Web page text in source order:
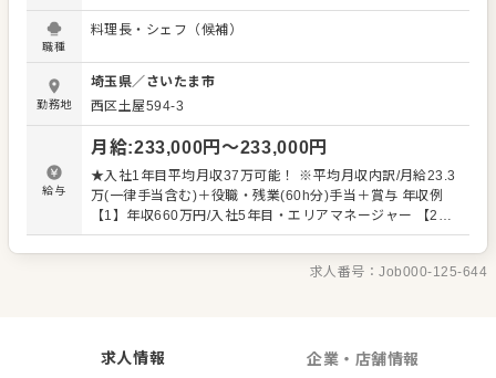
のいい、どこか懐かしい屋台の雰囲気を生かしたお店づく
りで着実に成長。現在は関東・中部・関西・山陽・九州と
ます。 今回、埼玉県内の店舗で店長候補を募集していま
す！ 【店長・マネージャー（候補）の仕事内容】 店長は、
店舗の運営を管理する責任者です。接客をはじめとする店
舗業務はもちろん、スタッフの育成やマネジメントといっ
た重要な役割を担います。メインとなるのは、販促イベン
トやキャンペーンの企画なども含め、売上に繋げていくこ
とです。 全体のオペレーション改善などもお任せしますの
で、あなたならではのアイデアを積極的に発信してくださ
予約管理、電話対応 ・接客、サービス全般 ・売上管理、在
庫管理 ・スタッフの育成やマネジメント、シフト管理 な
る環境です。 ゆくゆくはさらにステップアップなどめざせ
ます。
職種
料理長・シェフ（候補）
勤務地
埼玉県／ さいたま市
西区土屋594-3
給与
月給:233,000円〜233,000円
★入社1年目平均月収37万可能！ ※平均月収内訳/月給23.3
万(一律手当含む)＋役職・残業(60h分)手当＋賞与 年収例
【1】年収660万円/入社5年目・エリアマネージャー 【2】
年収510万円/入社3年目・店代 【3】年収426万円/入社1年
目 ※月給22万5000円+賞与+役職手当＋残業手当 ※飲食業
界の経験者の場合、前職年収を考慮 【試用期間】 3ヵ月求人番号：Job000-125-644
求人情報 企業・店舗情報